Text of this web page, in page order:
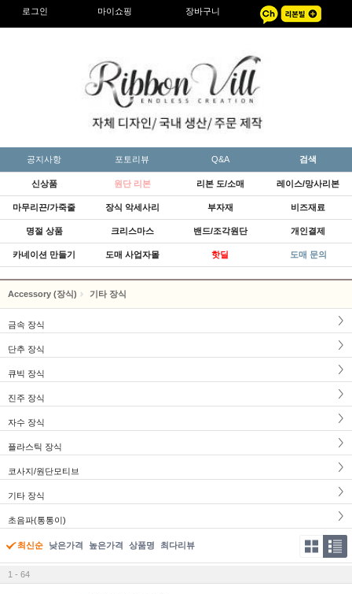
로그인 마이쇼핑 장바구니
공지사항 포토리뷰 Q&A 검색
신상품 원단 리본 리본 도/소매 레이스/망사리본
마무리끈/가죽줄 장식 악세사리 부자재 비즈재료
명절 상품 크리스마스 밴드/조각원단 개인결제
카네이션 만들기 도매 사업자몰 핫딜 도매 문의
Accessory (장식) 기타 장식
금속 장식
단추 장식
큐빅 장식
진주 장식
자수 장식
플라스틱 장식
코사지/원단모티브
기타 장식
초음파(통통이)
최신순 낮은가격 높은가격 상품명 최다리뷰
1 - 64